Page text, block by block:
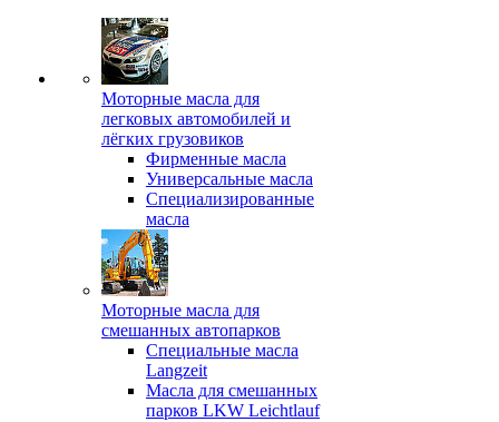
Моторные масла для
легковых автомобилей и
лёгких грузовиков
Фирменные масла
Универсальные масла
Специализированные
масла
Моторные масла для
смешанных автопарков
Специальные масла
Langzeit
Масла для смешанных
парков LKW Leichtlauf